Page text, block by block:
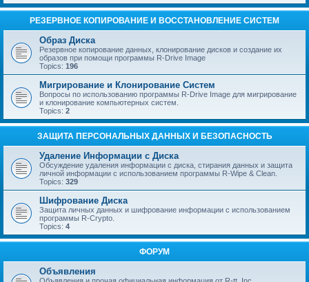
РЕЗЕРВНОЕ КОПИРОВАНИЕ И ВОССТАНОВЛЕНИЕ СИСТЕМ
Образ Диска
Резервное копирование данных, клонирование дисков и создание их
образов при помощи программы R-Drive Image
Topics: 196
Мигрирование и Клонирование Систем
Вопросы по использованию программы R-Drive Image для мигрирование
и клонирование компьютерных систем.
Topics: 2
ЗАЩИТА ПЕРСОНАЛЬНЫХ ДАННЫХ И БЕЗОПАСНОСТЬ
Удаление Информации с Диска
Обсуждение удаления информации с диска, стирания данных и защита
личной информации с использованием программы R-Wipe & Clean.
Topics: 329
Шифрование Диска
Защита личных данных и шифрование информации с использованием
программы R-Crypto.
Topics: 4
ФОРУМ
Объявления